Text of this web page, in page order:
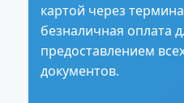
картой через
безналичная оплата
предоставлением
документов.